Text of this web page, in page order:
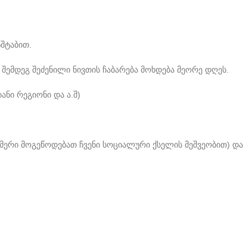
შეძენილი ნივთის ჩაბარება მოხდება მეორე დღეს.
რეგიონი და ა.შ)
მოგეწოდებათ ჩვენი სოციალური ქსელის მეშვეობით) და